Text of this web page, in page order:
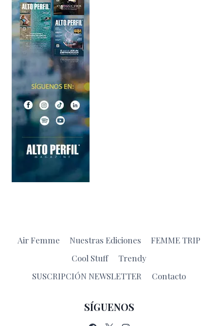
Air Femme Nuestras Ediciones
FEMME TRIP
Cool Stuff
Trendy
SUSCRIPCIÓN NEWSLETTER
Contacto
SÍGUENOS